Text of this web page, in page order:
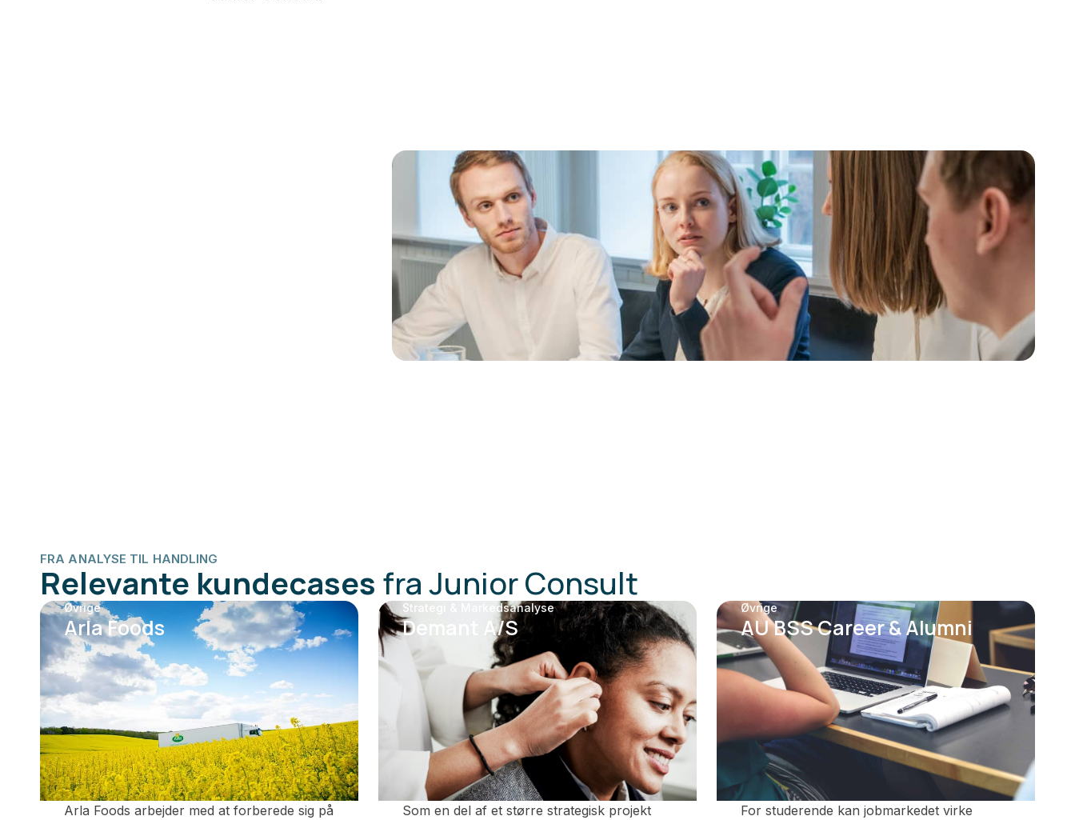
FRA ANALYSE TIL HANDLING
Relevante kundecases fra Junior Consult
Øvrige
Arla Foods
Arla Foods arbejder med at forberede sig på
Strategi & Markedsanalyse
Demant A/S
Som en del af et større strategisk projekt
Øvrige
AU BSS Career & Alumni
For studerende kan jobmarkedet virke